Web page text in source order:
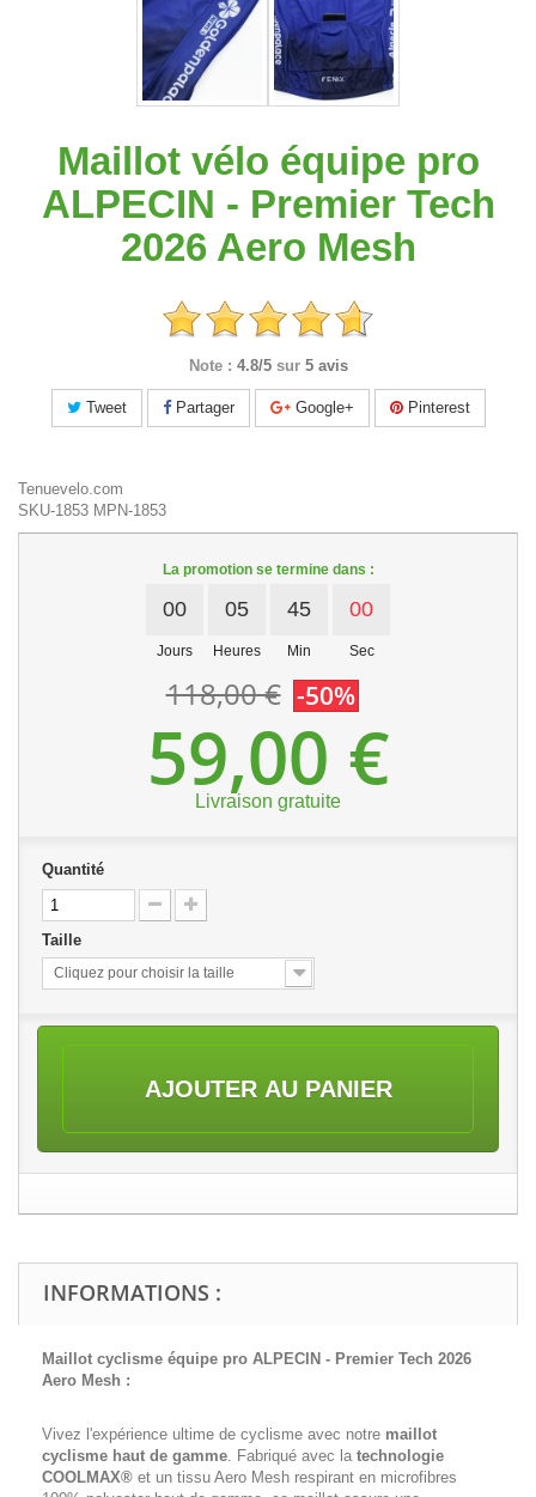
Maillot vélo équipe pro
ALPECIN - Premier Tech
2026 Aero Mesh
Note : 4.8/5 sur 5 avis
Tweet Partager Google+ Pinterest
Tenuevelo.com
SKU-1853 MPN-1853
La promotion se termine dans :
00
Jours
05
Heures
45
Min
00
Sec
118,00 € -50%
59,00 €
Livraison gratuite
Quantité
Taille
Cliquez pour choisir la taille
AJOUTER AU PANIER
INFORMATIONS :
Maillot cyclisme équipe pro ALPECIN - Premier Tech 2026
Aero Mesh :
Vivez l'expérience ultime de cyclisme avec notre maillot
cyclisme haut de gamme. Fabriqué avec la technologie
COOLMAX® et un tissu Aero Mesh respirant en microfibres